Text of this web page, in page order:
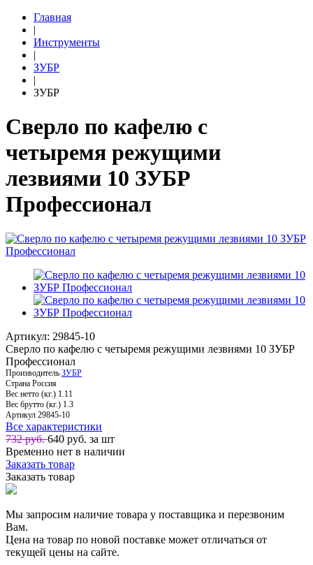
Главная
|
Инструменты
|
ЗУБР
|
ЗУБР
Сверло по кафелю с
четыремя режущими
лезвиями 10 ЗУБР
Профессионал
Артикул: 29845-10
Сверло по кафелю с четыремя режущими лезвиями 10 ЗУБР
Профессионал
Производитель ЗУБР
Страна Россия
Вес нетто (кг.) 1.11
Вес брутто (кг.) 1.3
Артикул 29845-10
Все характеристики
732 руб.640 руб. за шт
Временно нет в наличии
Заказать товар
Заказать товар
Мы запросим наличие товара у поставщика и перезвоним
Вам.
Цена на товар по новой поставке может отличаться от
текущей цены на сайте.